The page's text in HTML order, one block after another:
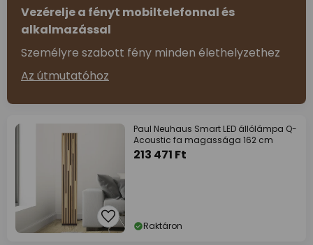
Vezérelje a fényt mobiltelefonnal és
alkalmazással
Személyre szabott fény minden élethelyzethez
Az útmutatóhoz
Paul Neuhaus Smart LED állólámpa Q-
Acoustic fa magassága 162 cm
213 471 Ft
Raktáron